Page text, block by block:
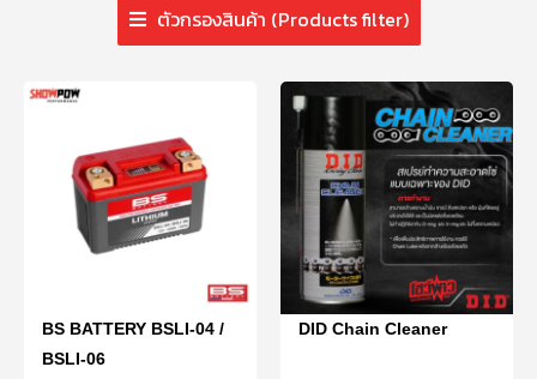
ตัวกรองสินค้า (Products filter)
BS BATTERY BSLI-04 /
BSLI-06
DID Chain Cleaner